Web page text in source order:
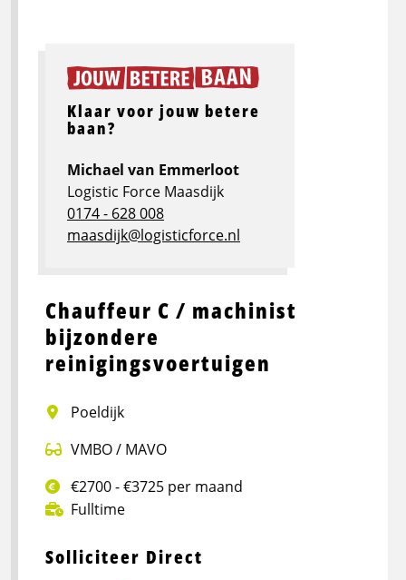
Chauffeur C / machinist
bijzondere
reinigingsvoertuigen
Poeldijk
VMBO / MAVO
€2700 - €3725 per maand
Fulltime
Solliciteer Direct
Klaar voor jouw betere
baan?
Michael van Emmerloot
Logistic Force Maasdijk
0174 - 628 008
maasdijk@logisticforce.nl